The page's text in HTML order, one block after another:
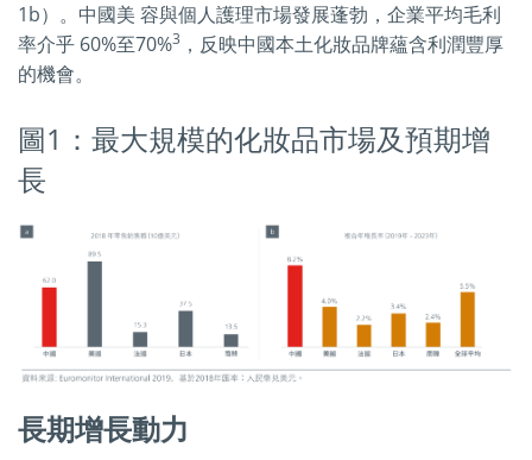
1b）。中國美 容與個人護理市場發展蓬勃，企業平均毛利
率介乎 60%至70%3 ，反映中國本土化妝品牌蘊含利潤豐厚
的機會。
圖1：最大規模的化妝品市場及預期增
長
長期增長動力